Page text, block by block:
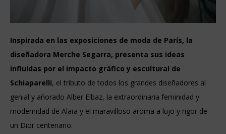
Inspirada en las exposiciones de moda de París, la
diseñadora Merche Segarra, presenta sus ideas
influidas por el impacto gráfico y escultural de
Schiaparelli, el tributo de todos los grandes diseñadores al
genial y añorado Alber Elbaz, la extraordinaria feminidad y
modernidad de Alaïa y el maravilloso aroma a lujo y rigor de
un Dior centenario.